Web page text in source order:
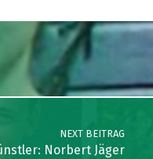
NEXT BEITRAG
Norbert Jäger